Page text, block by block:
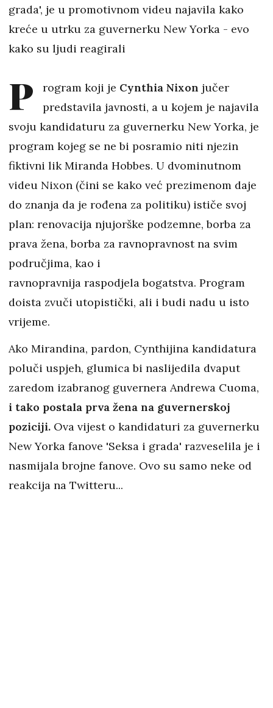
grada', je u promotivnom videu najavila kako
kreće u utrku za guvernerku New Yorka - evo
kako su ljudi reagirali
P rogram koji je Cynthia Nixon jučer
predstavila javnosti, a u kojem je najavila
svoju kandidaturu za guvernerku New Yorka, je
program kojeg se ne bi posramio niti njezin
fiktivni lik Miranda Hobbes. U dvominutnom
videu Nixon (čini se kako već prezimenom daje
do znanja da je rođena za politiku) ističe svoj
plan: renovacija njujorške podzemne, borba za
prava žena, borba za ravnopravnost na svim
područjima, kao i
ravnopravnija raspodjela bogatstva. Program
doista zvuči utopistički, ali i budi nadu u isto
vrijeme.
Ako Mirandina, pardon, Cynthijina kandidatura
poluči uspjeh, glumica bi naslijedila dvaput
zaredom izabranog guvernera Andrewa Cuoma,
i tako postala prva žena na guvernerskoj
poziciji. Ova vijest o kandidaturi za guvernerku
New Yorka fanove 'Seksa i grada' razveselila je i
nasmijala brojne fanove. Ovo su samo neke od
reakcija na Twitteru...